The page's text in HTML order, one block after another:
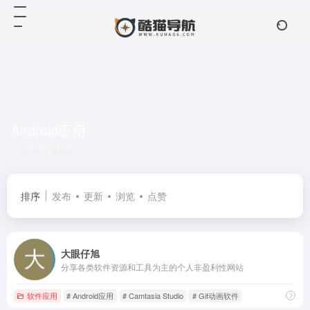
排序 发布 更新 浏览 点赞
大眼仔旭
分享各类软件资源和工具为主的个人非盈利性网站
软件应用 # Android应用 # Camtasia Studio # Gif动画软件